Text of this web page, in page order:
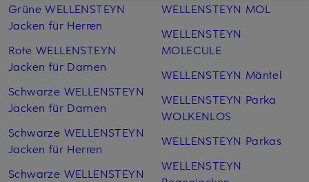
Grüne WELLENSTEYN
Jacken für Herren
Rote WELLENSTEYN
Jacken für Damen
Schwarze WELLENSTEYN
Jacken für Damen
Schwarze WELLENSTEYN
Jacken für Herren
Schwarze WELLENSTEYN
WELLENSTEYN MOL
WELLENSTEYN
MOLECULE
WELLENSTEYN Mäntel
WELLENSTEYN Parka
WOLKENLOS
WELLENSTEYN Parkas
WELLENSTEYN